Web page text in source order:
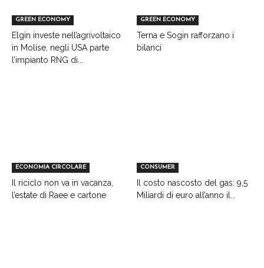
GREEN ECONOMY
Elgin investe nell’agrivoltaico
in Molise, negli USA parte
l’impianto RNG di...
GREEN ECONOMY
Terna e Sogin rafforzano i
bilanci
ECONOMIA CIRCOLARE
Il riciclo non va in vacanza,
l’estate di Raee e cartone
CONSUMER
Il costo nascosto del gas: 9,5
Miliardi di euro all’anno il...